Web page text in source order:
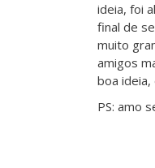
ideia, foi
final de
muito
amigos
boa
PS: amo